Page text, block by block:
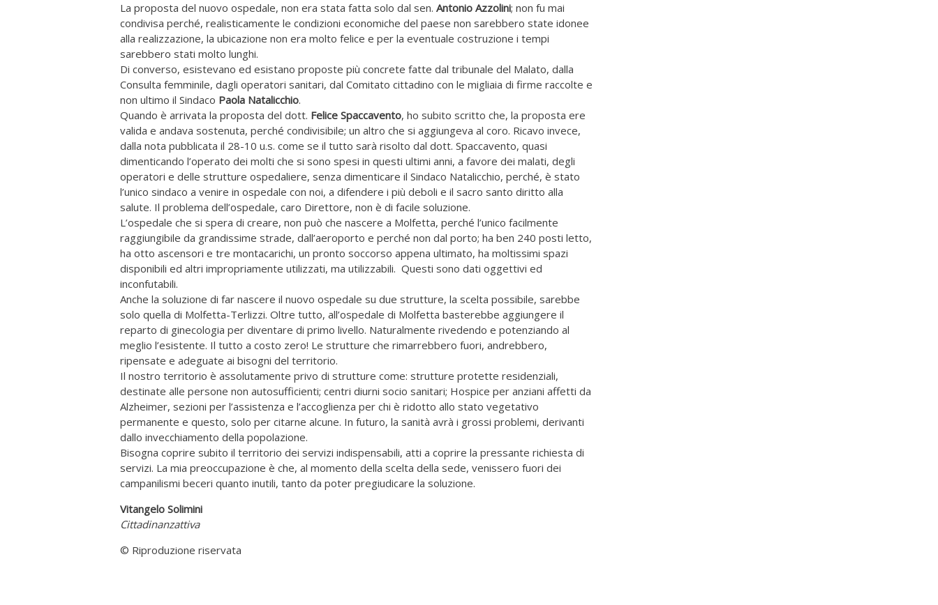
La proposta del nuovo ospedale, non era stata fatta solo dal sen. Antonio Azzolini; non fu mai
condivisa perché, realisticamente le condizioni economiche del paese non sarebbero state idonee
alla realizzazione, la ubicazione non era molto felice e per la eventuale costruzione i tempi
sarebbero stati molto lunghi.
Di converso, esistevano ed esistano proposte più concrete fatte dal tribunale del Malato, dalla
Consulta femminile, dagli operatori sanitari, dal Comitato cittadino con le migliaia di firme raccolte e
non ultimo il Sindaco Paola Natalicchio.
Quando è arrivata la proposta del dott. Felice Spaccavento, ho subito scritto che, la proposta ere
valida e andava sostenuta, perché condivisibile; un altro che si aggiungeva al coro. Ricavo invece,
dalla nota pubblicata il 28-10 u.s. come se il tutto sarà risolto dal dott. Spaccavento, quasi
dimenticando l’operato dei molti che si sono spesi in questi ultimi anni, a favore dei malati, degli
operatori e delle strutture ospedaliere, senza dimenticare il Sindaco Natalicchio, perché, è stato
l’unico sindaco a venire in ospedale con noi, a difendere i più deboli e il sacro santo diritto alla
salute. Il problema dell’ospedale, caro Direttore, non è di facile soluzione.
L’ospedale che si spera di creare, non può che nascere a Molfetta, perché l’unico facilmente
raggiungibile da grandissime strade, dall’aeroporto e perché non dal porto; ha ben 240 posti letto,
ha otto ascensori e tre montacarichi, un pronto soccorso appena ultimato, ha moltissimi spazi
disponibili ed altri impropriamente utilizzati, ma utilizzabili. Questi sono dati oggettivi ed
inconfutabili.
Anche la soluzione di far nascere il nuovo ospedale su due strutture, la scelta possibile, sarebbe
solo quella di Molfetta-Terlizzi. Oltre tutto, all’ospedale di Molfetta basterebbe aggiungere il
reparto di ginecologia per diventare di primo livello. Naturalmente rivedendo e potenziando al
meglio l’esistente. Il tutto a costo zero! Le strutture che rimarrebbero fuori, andrebbero,
ripensate e adeguate ai bisogni del territorio.
Il nostro territorio è assolutamente privo di strutture come: strutture protette residenziali,
destinate alle persone non autosufficienti; centri diurni socio sanitari; Hospice per anziani affetti da
Alzheimer, sezioni per l’assistenza e l’accoglienza per chi è ridotto allo stato vegetativo
permanente e questo, solo per citarne alcune. In futuro, la sanità avrà i grossi problemi, derivanti
dallo invecchiamento della popolazione.
Bisogna coprire subito il territorio dei servizi indispensabili, atti a coprire la pressante richiesta di
servizi. La mia preoccupazione è che, al momento della scelta della sede, venissero fuori dei
campanilismi beceri quanto inutili, tanto da poter pregiudicare la soluzione.
Vitangelo Solimini
Cittadinanzattiva
© Riproduzione riservata